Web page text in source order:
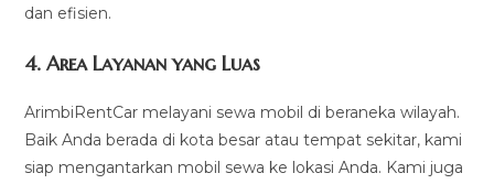
dan efisien.
4.Area Layanan yang Luas
ArimbiRentCar melayani sewa mobil di beraneka wilayah.
Baik Anda berada di kota besar atau tempat sekitar, kami
siap mengantarkan mobil sewa ke lokasi Anda. Kami juga